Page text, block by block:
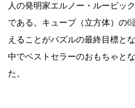
人の発明家エルノー・ルービッ
である。キューブ（立方体）の
えることがパズルの最終目標と
中でベストセラーのおもちゃと
た。